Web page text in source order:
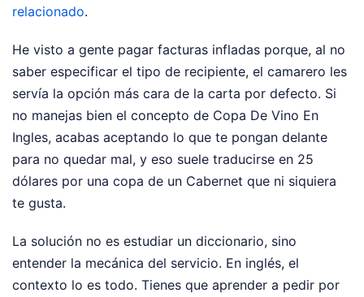
relacionado.
He visto a gente pagar facturas infladas porque, al no
saber especificar el tipo de recipiente, el camarero les
servía la opción más cara de la carta por defecto. Si
no manejas bien el concepto de Copa De Vino En
Ingles, acabas aceptando lo que te pongan delante
para no quedar mal, y eso suele traducirse en 25
dólares por una copa de un Cabernet que ni siquiera
te gusta.
La solución no es estudiar un diccionario, sino
entender la mecánica del servicio. En inglés, el
contexto lo es todo. Tienes que aprender a pedir por